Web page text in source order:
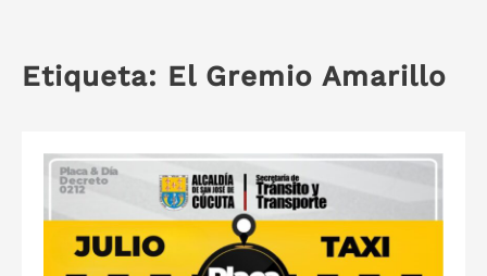
Etiqueta: El Gremio Amarillo